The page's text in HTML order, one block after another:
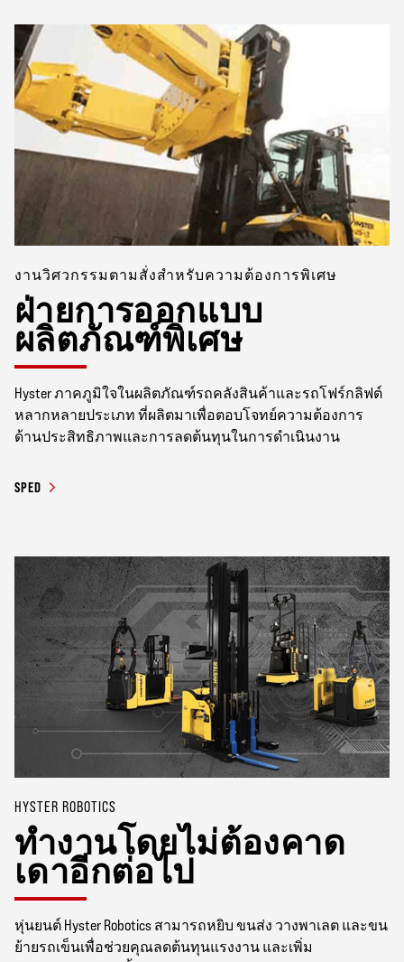
งานวิศวกรรมตามสั่งสำหรับความต้องการพิเศษ
ฝ่ายการออกแบบ
ผลิตภัณฑ์พิเศษ
Hyster ภาคภูมิใจในผลิตภัณฑ์รถคลังสินค้าและรถโฟร์กลิฟต์
หลากหลายประเภท ที่ผลิตมาเพื่อตอบโจทย์ความต้องการ
ด้านประสิทธิภาพและการลดต้นทุนในการดำเนินงาน
SPED
HYSTER ROBOTICS
ทำงานโดยไม่ต้องคาด
เดาอีกต่อไป
หุ่นยนต์ Hyster Robotics สามารถหยิบ ขนส่ง วางพาเลต และขน
ย้ายรถเข็นเพื่อช่วยคุณลดต้นทุนแรงงาน และเพิ่ม